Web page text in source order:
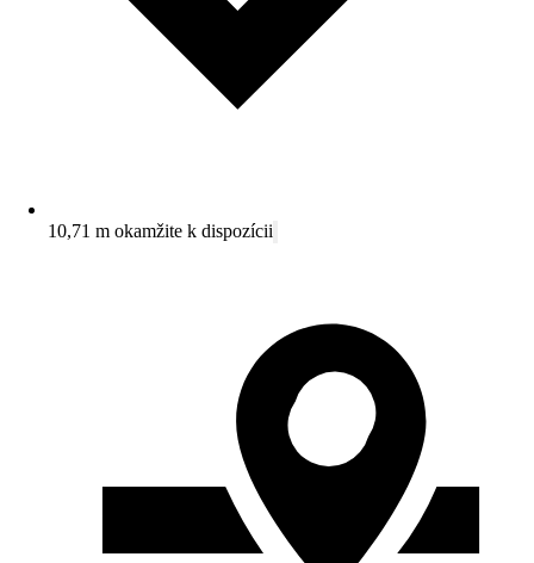
10,71 m okamžite k dispozícii